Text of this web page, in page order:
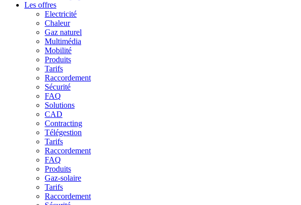
Les offres
Electricité
Chaleur
Gaz naturel
Multimédia
Mobilité
Produits
Tarifs
Raccordement
Sécurité
FAQ
Solutions
CAD
Contracting
Télégestion
Tarifs
Raccordement
FAQ
Produits
Gaz-solaire
Tarifs
Raccordement